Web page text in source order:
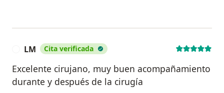
LM Cita verificada
Excelente cirujano, muy buen acompañamiento
durante y después de la cirugía